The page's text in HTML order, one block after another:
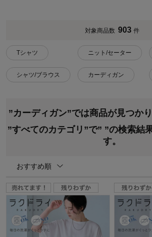
対象商品数 903 件
Tシャツ
シャツ/ブラウス
ニット/セーター
カーディガン
”カーディガン”では商品が見つか
”すべてのカテゴリ”で” ”の検索結
す。
おすすめ順